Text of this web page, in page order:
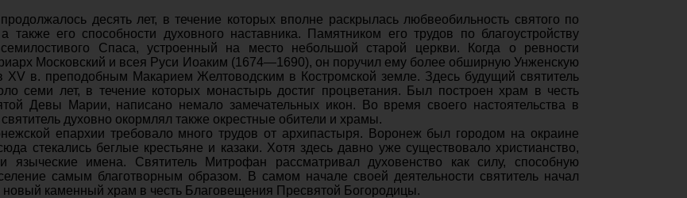
десять лет, в течение которых вполне раскрылась любвеобильность святого по
также его способности духовного наставника. Памятником его трудов по благоустройству
Спаса, устроенный на место небольшой старой церкви. Когда о ревности
Московский и всея Руси Иоаким (1674—1690), он поручил ему более обширную Унженскую
XV в. преподобным Макарием Желтоводским в Костромской земле. Здесь будущий святитель
семи лет, в течение которых монастырь достиг процветания. Был построен храм в честь
Девы Марии, написано немало замечательных икон. Во время своего настоятельства в
духовно окормлял также окрестные обители и храмы.
епархии требовало много трудов от архипастыря. Воронеж был городом на окраине
стекались беглые крестьяне и казаки. Хотя здесь давно уже существовало христианство,
языческие имена. Святитель Митрофан рассматривал духовенство как силу, способную
самым благотворным образом. В самом начале своей деятельности святитель начал
каменный храм в честь Благовещения Пресвятой Богородицы.